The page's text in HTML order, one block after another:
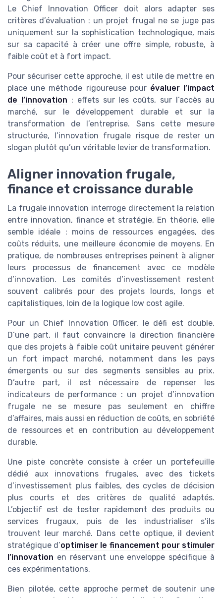
Le Chief Innovation Officer doit alors adapter ses
critères d’évaluation : un projet frugal ne se juge pas
uniquement sur la sophistication technologique, mais
sur sa capacité à créer une offre simple, robuste, à
faible coût et à fort impact.
Pour sécuriser cette approche, il est utile de mettre en
place une méthode rigoureuse pour évaluer l’impact
de l’innovation : effets sur les coûts, sur l’accès au
marché, sur le développement durable et sur la
transformation de l’entreprise. Sans cette mesure
structurée, l’innovation frugale risque de rester un
slogan plutôt qu’un véritable levier de transformation.
Aligner innovation frugale,
finance et croissance durable
La frugale innovation interroge directement la relation
entre innovation, finance et stratégie. En théorie, elle
semble idéale : moins de ressources engagées, des
coûts réduits, une meilleure économie de moyens. En
pratique, de nombreuses entreprises peinent à aligner
leurs processus de financement avec ce modèle
d’innovation. Les comités d’investissement restent
souvent calibrés pour des projets lourds, longs et
capitalistiques, loin de la logique low cost agile.
Pour un Chief Innovation Officer, le défi est double.
D’une part, il faut convaincre la direction financière
que des projets à faible coût unitaire peuvent générer
un fort impact marché, notamment dans les pays
émergents ou sur des segments sensibles au prix.
D’autre part, il est nécessaire de repenser les
indicateurs de performance : un projet d’innovation
frugale ne se mesure pas seulement en chiffre
d’affaires, mais aussi en réduction de coûts, en sobriété
de ressources et en contribution au développement
durable.
Une piste concrète consiste à créer un portefeuille
dédié aux innovations frugales, avec des tickets
d’investissement plus faibles, des cycles de décision
plus courts et des critères de qualité adaptés.
L’objectif est de tester rapidement des produits ou
services frugaux, puis de les industrialiser s’ils
trouvent leur marché. Dans cette optique, il devient
stratégique d’optimiser le financement pour stimuler
l’innovation en réservant une enveloppe spécifique à
ces expérimentations.
Bien pilotée, cette approche permet de soutenir une